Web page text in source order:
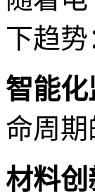
下趋势
智能化
命周
材料创